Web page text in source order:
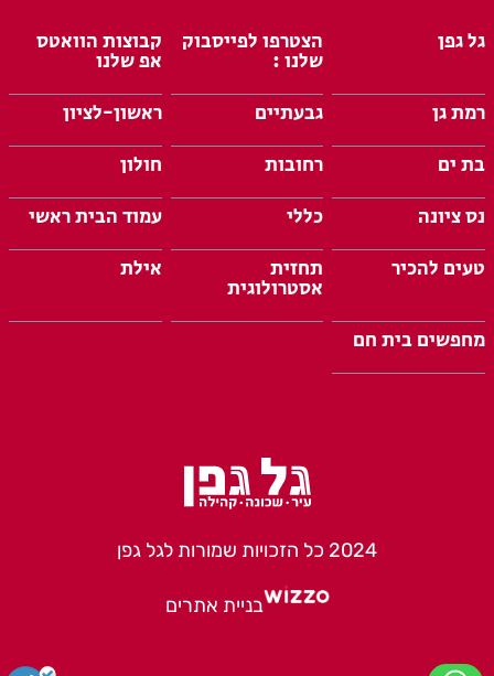
גל גפן הצטרפו לפייסבוק
שלנו :
קבוצות הוואטס
אפ שלנו
רמת גן
גבעתיים
ראשון-לציון
בת ים
רחובות
חולון
נס ציונה
כללי
עמוד הבית ראשי
טעים להכיר
תחזית
אסטרולוגית
אילת
מחפשים בית חם
2024 כל הזכויות שמורות לגל גפן
בניית אתרים